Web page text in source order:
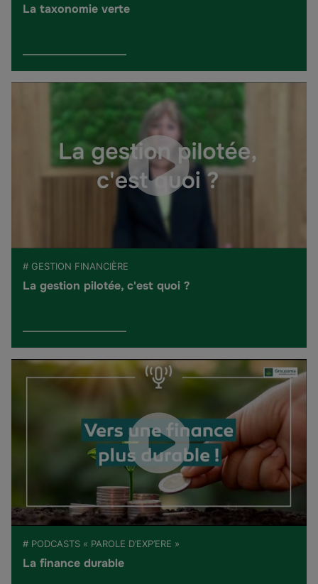
La taxonomie verte
# GESTION FINANCIÈRE
La gestion pilotée, c'est quoi ?
# PODCASTS « PAROLE D’EXP’ERE »
La finance durable